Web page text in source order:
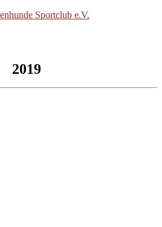
Sportclub e.V.
2019